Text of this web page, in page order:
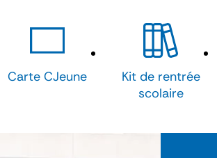
Carte CJeune
Kit de rentrée
scolaire